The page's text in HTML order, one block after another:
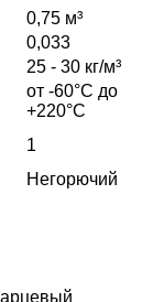
0,75 м³
0,033
25 - 30 кг/м³
от -60°С до
+220°С
1
Негорючий